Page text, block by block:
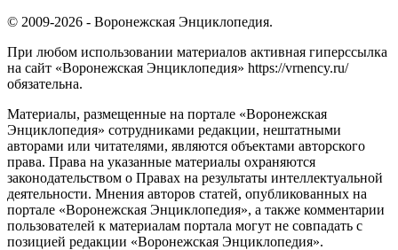
© 2009-2026 - Воронежская Энциклопедия.
При любом использовании материалов активная гиперссылка
на сайт «Воронежская Энциклопедия» https://vrnency.ru/
обязательна.
Материалы, размещенные на портале «Воронежская
Энциклопедия» сотрудниками редакции, нештатными
авторами или читателями, являются объектами авторского
права. Права на указанные материалы охраняются
законодательством о Правах на результаты интеллектуальной
деятельности. Мнения авторов статей, опубликованных на
портале «Воронежская Энциклопедия», а также комментарии
пользователей к материалам портала могут не совпадать с
позицией редакции «Воронежская Энциклопедия».